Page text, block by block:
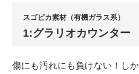
スゴピカ素材（有機ガラス系）
1:グラリオカウンター
傷にも汚れにも負けない！し